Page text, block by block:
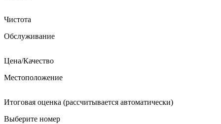
Чистота
Обслуживание
Цена/Качество
Местоположение
Итоговая оценка (рассчитывается автоматически)
Выберите номер